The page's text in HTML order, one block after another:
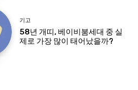
기고
58년 개띠, 베이비붐세대 중 실
제로 가장 많이 태어났을까?